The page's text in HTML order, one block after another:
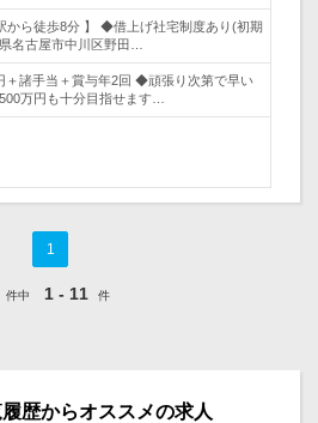
から徒歩8分 】 ◆借上げ社宅制度あり(初期
名古屋市中川区野田…
＋諸手当＋賞与年2回 ◆頑張り次第で早い
万円も十分目指せます…
1
件中 1 - 11 件
歴からオススメの求人